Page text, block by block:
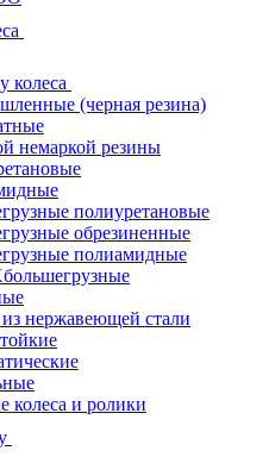
колеса
(черная резина)
немаркой резины
полиуретановые
обрезиненные
полиамидные
из нержавеющей стали
колеса и ролики